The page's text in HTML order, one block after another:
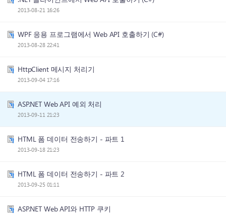
2013-08-21 16:26
WPF 응용 프로그램에서 Web API 호출하기 (C#)
2013-08-28 22:41
HttpClient 메시지 처리기
2013-09-04 17:16
ASP.NET Web API 예외 처리
2013-09-11 21:23
HTML 폼 데이터 전송하기 - 파트 1
2013-09-18 21:23
HTML 폼 데이터 전송하기 - 파트 2
2013-09-25 01:11
ASP.NET Web API와 HTTP 쿠키